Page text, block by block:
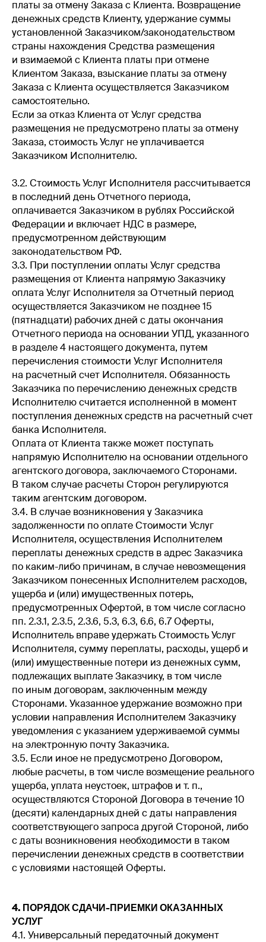
платы за отмену Заказа с Клиента. Возвращение
денежных средств Клиенту, удержание суммы
установленной Заказчиком/законодательством
страны нахождения Средства размещения
и взимаемой с Клиента платы при отмене
Клиентом Заказа, взыскание платы за отмену
Заказа с Клиента осуществляется Заказчиком
самостоятельно.
Если за отказ Клиента от Услуг средства
размещения не предусмотрено платы за отмену
Заказа, стоимость Услуг не уплачивается
Заказчиком Исполнителю.
3.2. Стоимость Услуг Исполнителя рассчитывается
в последний день Отчетного периода,
оплачивается Заказчиком в рублях Российской
Федерации и включает НДС в размере,
предусмотренном действующим
законодательством РФ.
3.3. При поступлении оплаты Услуг средства
размещения от Клиента напрямую Заказчику
оплата Услуг Исполнителя за Отчетный период
осуществляется Заказчиком не позднее 15
(пятнадцати) рабочих дней с даты окончания
Отчетного периода на основании УПД, указанного
в разделе 4 настоящего документа, путем
перечисления стоимости Услуг Исполнителя
на расчетный счет Исполнителя. Обязанность
Заказчика по перечислению денежных средств
Исполнителю считается исполненной в момент
поступления денежных средств на расчетный счет
банка Исполнителя.
Оплата от Клиента также может поступать
напрямую Исполнителю на основании отдельного
агентского договора, заключаемого Сторонами.
В таком случае расчеты Сторон регулируются
таким агентским договором.
3.4. В случае возникновения у Заказчика
задолженности по оплате Стоимости Услуг
Исполнителя, осуществления Исполнителем
переплаты денежных средств в адрес Заказчика
по каким-либо причинам, в случае невозмещения
Заказчиком понесенных Исполнителем расходов,
ущерба и (или) имущественных потерь,
предусмотренных Офертой, в том числе согласно
пп. 2.3.1, 2.3.5, 2.3.6, 5.3, 6.3, 6.6, 6.7 Оферты,
Исполнитель вправе удержать Стоимость Услуг
Исполнителя, сумму переплаты, расходы, ущерб и
(или) имущественные потери из денежных сумм,
подлежащих выплате Заказчику, в том числе
по иным договорам, заключенным между
Сторонами. Указанное удержание возможно при
условии направления Исполнителем Заказчику
уведомления с указанием удерживаемой суммы
на электронную почту Заказчика.
3.5. Если иное не предусмотрено Договором,
любые расчеты, в том числе возмещение реального
ущерба, уплата неустоек, штрафов и т. п.,
осуществляются Стороной Договора в течение 10
(десяти) календарных дней с даты направления
соответствующего запроса другой Стороной, либо
с даты возникновения необходимости в таком
перечислении денежных средств в соответствии
с условиями настоящей Оферты.
4. ПОРЯДОК СДАЧИ-ПРИЕМКИ ОКАЗАННЫХ
УСЛУГ
4.1. Универсальный передаточный документ